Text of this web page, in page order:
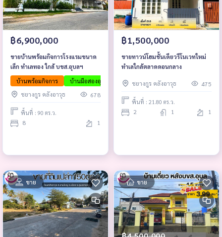
฿6,900,000
ขายบ้านพร้อมกิจการโรงแรมขนาด
เล็ก ทำเลทอง ใกล้ บขส.อุบลฯ
บ้านพร้อมกิจการ
บ้านมือสองอุบล บ้านพร้อมอยู่ อสังหาน่าลงทุน
ชยางกูร คลังอาวุธ
678
พื้นที่ : 90 ตร.ว.
8 1
฿1,500,000
ขายทาวน์โฮมชั้นเดียวรีโนเวทใหม่
ทำเลใกล้ตลาดดอนกลาง
ชยางกูร คลังอาวุธ 475
พื้นที่ : 21.80 ตร.ว.
2 1 1
ขาย ขาย